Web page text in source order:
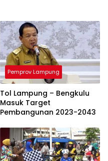
Pemprov Lampung
Tol Lampung – Bengkulu
Masuk Target
Pembangunan 2023-2043